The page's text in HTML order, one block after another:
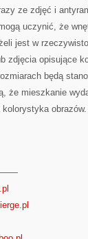
ze zdjęć i
uczynić, że
jest w
zdjęcia opisujące
będą
że mieszkanie
kolorystyka